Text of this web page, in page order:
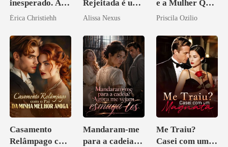
inesperado. A
noite que mudou
Érica Christiehh
Rejeitada é uma
Zilionária
Alissa Nexus
e a Mulher Que
Ele Jurou Odiar
Priscila Ozilio
Casamento
Relâmpago com
Mandaram-me
para a cadeia?
Me Traiu?
Casei com um